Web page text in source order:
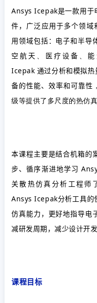
Ansys Icepak是一款用于
件，广泛应用于多个领域
用领域包括：电子和半导
空航天
医疗设备
Icepak 通过分析和模拟
备的性能、效率和可靠性
级等提供了多尺度的热仿
本课程主要是结合机箱的
步、循序渐进地学习
关散热仿真分析工程师
Ansys Icepak分析工具的
仿真能力，更好地指导电
减研发周期，减少设计开
课程目标